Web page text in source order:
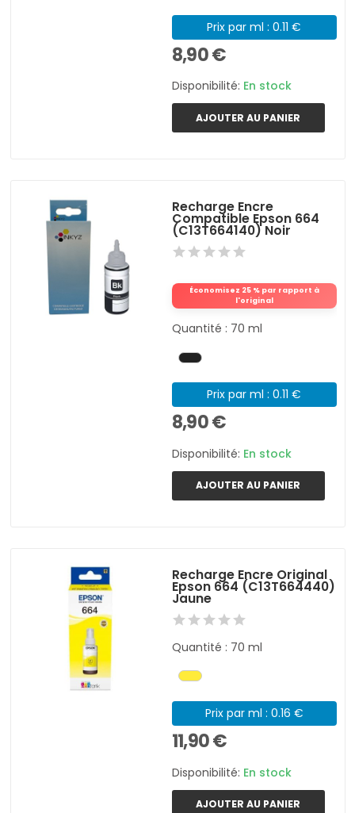
Prix par ml : 0.11 €
8,90 €
Disponibilité: En stock
AJOUTER AU PANIER
Recharge Encre
Compatible Epson 664
(C13T664140) Noir
Économisez 25 % par rapport à
l'original
Quantité : 70 ml
Prix par ml : 0.11 €
8,90 €
Disponibilité: En stock
AJOUTER AU PANIER
Recharge Encre Original
Epson 664 (C13T664440)
Jaune
Quantité : 70 ml
Prix par ml : 0.16 €
11,90 €
Disponibilité: En stock
AJOUTER AU PANIER